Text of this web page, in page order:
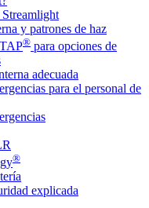
Streamlight
y patrones de haz
® para opciones de
adecuada
para el personal de
®
explicada